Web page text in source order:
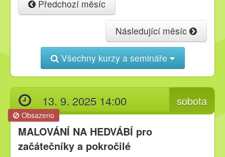
Techniky
Inspirace
Kontakt
Předchozí měsíc
Následující měsíc
Všechny kurzy a semináře
sobota
13. 9. 2025 14:00
Obsazeno
MALOVÁNÍ NA HEDVÁBÍ pro
začátečníky a pokročilé